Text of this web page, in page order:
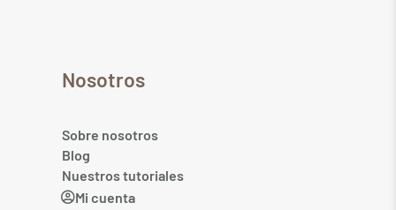
Nosotros
Sobre nosotros
Blog
Nuestros tutoriales
Mi cuenta